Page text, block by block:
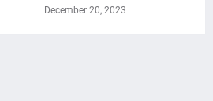
December 20, 2023